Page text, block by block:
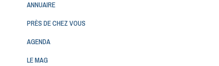
ANNUAIRE
PRÈS DE CHEZ VOUS
AGENDA
LE MAG